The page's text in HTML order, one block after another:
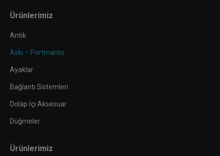
opens
in
window
opens
window
opens
windowwindow
Ürünlerimiz
Antik
Askı – Portmanto
Ayaklar
Bağlantı Sistemleri
Dolap İçi Aksesuar
Düğmeler
Ürünlerimiz